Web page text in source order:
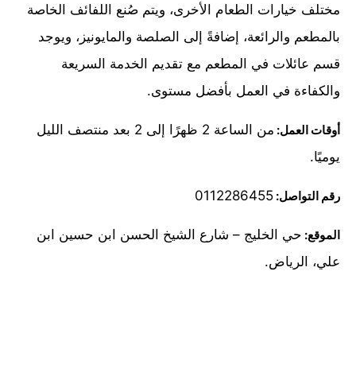
مختلف خيارات الطعام الأخرى، ويتم صُنع اللفائف الخاصة
بالمطعم والرائعة، إضافةً إلى الصلصة والمايونيز، ويوجد
قسم عائلات في المطعم مع تقديم الخدمة السريعة
والكفاءة في العمل بأفضل مستوى.
أوقات العمل:
من الساعة 2 ظهرًا إلى 2 بعد منتصف الليل
يوميًا.
رقم التواصل: 0112286455
الموقع: حي الخليج – شارع الشيخ الحسن ابن حسين ابن
علي، الرياض.